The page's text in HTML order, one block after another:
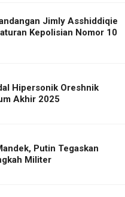
Jimly Asshiddiqie
Kepolisian Nomor 10
Hipersonik Oreshnik
Akhir 2025
Putin Tegaskan
Militer